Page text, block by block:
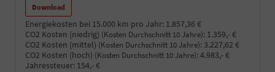
Download
Energiekosten bei 15.000 km pro Jahr: 1.857,36 €
CO2 Kosten (niedrig) (Kosten Durchschnitt 10 Jahre): 1.359,- €
CO2 Kosten (mittel) (Kosten Durchschnitt 10 Jahre): 3.227,62 €
CO2 Kosten (hoch) (Kosten Durchschnitt 10 Jahre): 4.983,- €
Jahressteuer: 154,- €